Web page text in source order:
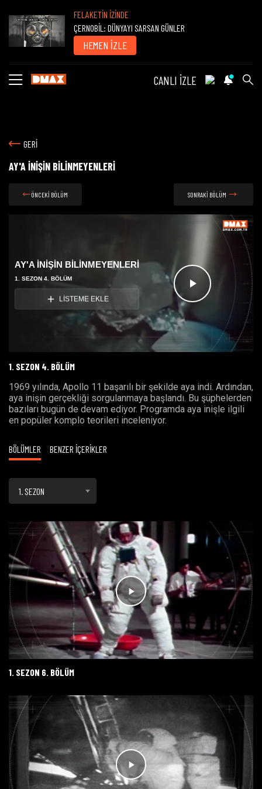
FELAKETİN İZİNDE
ÇERNOBİL: DÜNYAYI SARSAN GÜNLER
HEMEN İZLE
CANLI İZLE
GERİ
AY'A İNİŞİN BİLİNMEYENLERİ
ÖNCEKİ BÖLÜM SONRAKİ BÖLÜM
Videoyu
Oynat
AY'A İNİŞİN BİLİNMEYENLERİ
1. SEZON 4. BÖLÜM
LİSTEME EKLE
1. SEZON 4. BÖLÜM
1969 yılında, Apollo 11 başarılı bir şekilde aya indi. Ardından,
aya inişin gerçekliği sorgulanmaya başlandı. Bu şüphelerden
bazıları bugün de devam ediyor. Programda aya inişle ilgili
en popüler komplo teorileri inceleniyor.
BÖLÜMLER BENZER İÇERİKLER
1. SEZON
1. SEZON 6. BÖLÜM